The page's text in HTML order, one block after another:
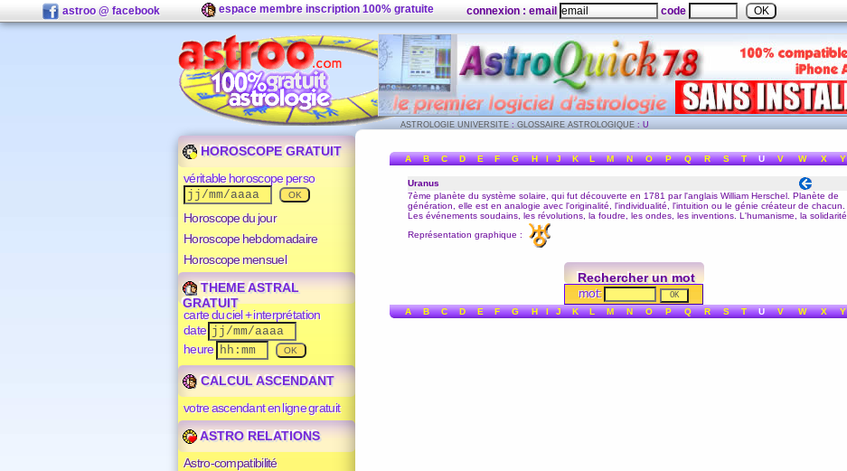
astroo @ facebook espace membre inscription 100% gratuite connexion : email code
ASTROLOGIE UNIVERSITE : GLOSSAIRE ASTROLOGIQUE : U
HOROSCOPE GRATUIT
véritable horoscope perso
Horoscope du jour
Horoscope hebdomadaire
Horoscope mensuel
THEME ASTRAL
GRATUIT
carte du ciel + interprétation
date
heure
CALCUL ASCENDANT
votre ascendant en ligne gratuit
ASTRO RELATIONS
Astro-compatibilité
A B C D E F G H I J K L M N O P Q R S T U V W X Y
Uranus
7ème planète du système solaire, qui fut découverte en 1781 par l'anglais William Herschel. Planète de
génération, elle est en analogie avec l'originalité, l'individualité, l'intuition ou le génie créateur de chacun.
Les événements soudains, les révolutions, la foudre, les ondes, les inventions. L'humanisme, la solidarité.
Représentation graphique :
Rechercher un mot
mot:
A B C D E F G H I J K L M N O P Q R S T U V W X Y